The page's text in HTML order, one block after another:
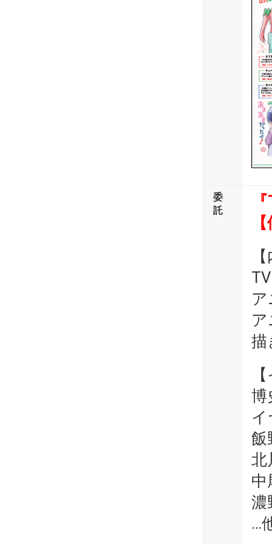
委
託
描
博
イ
飯
北
中
濃
…